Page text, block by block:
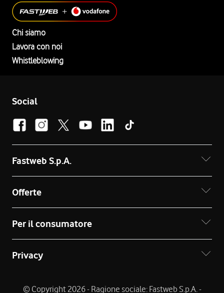
Chi siamo
Lavora con noi
Whistleblowing
Social
Fastweb S.p.A.
Offerte
Per il consumatore
Privacy
© Copyright 2026 - Ragione sociale: Fastweb S.p.A. -